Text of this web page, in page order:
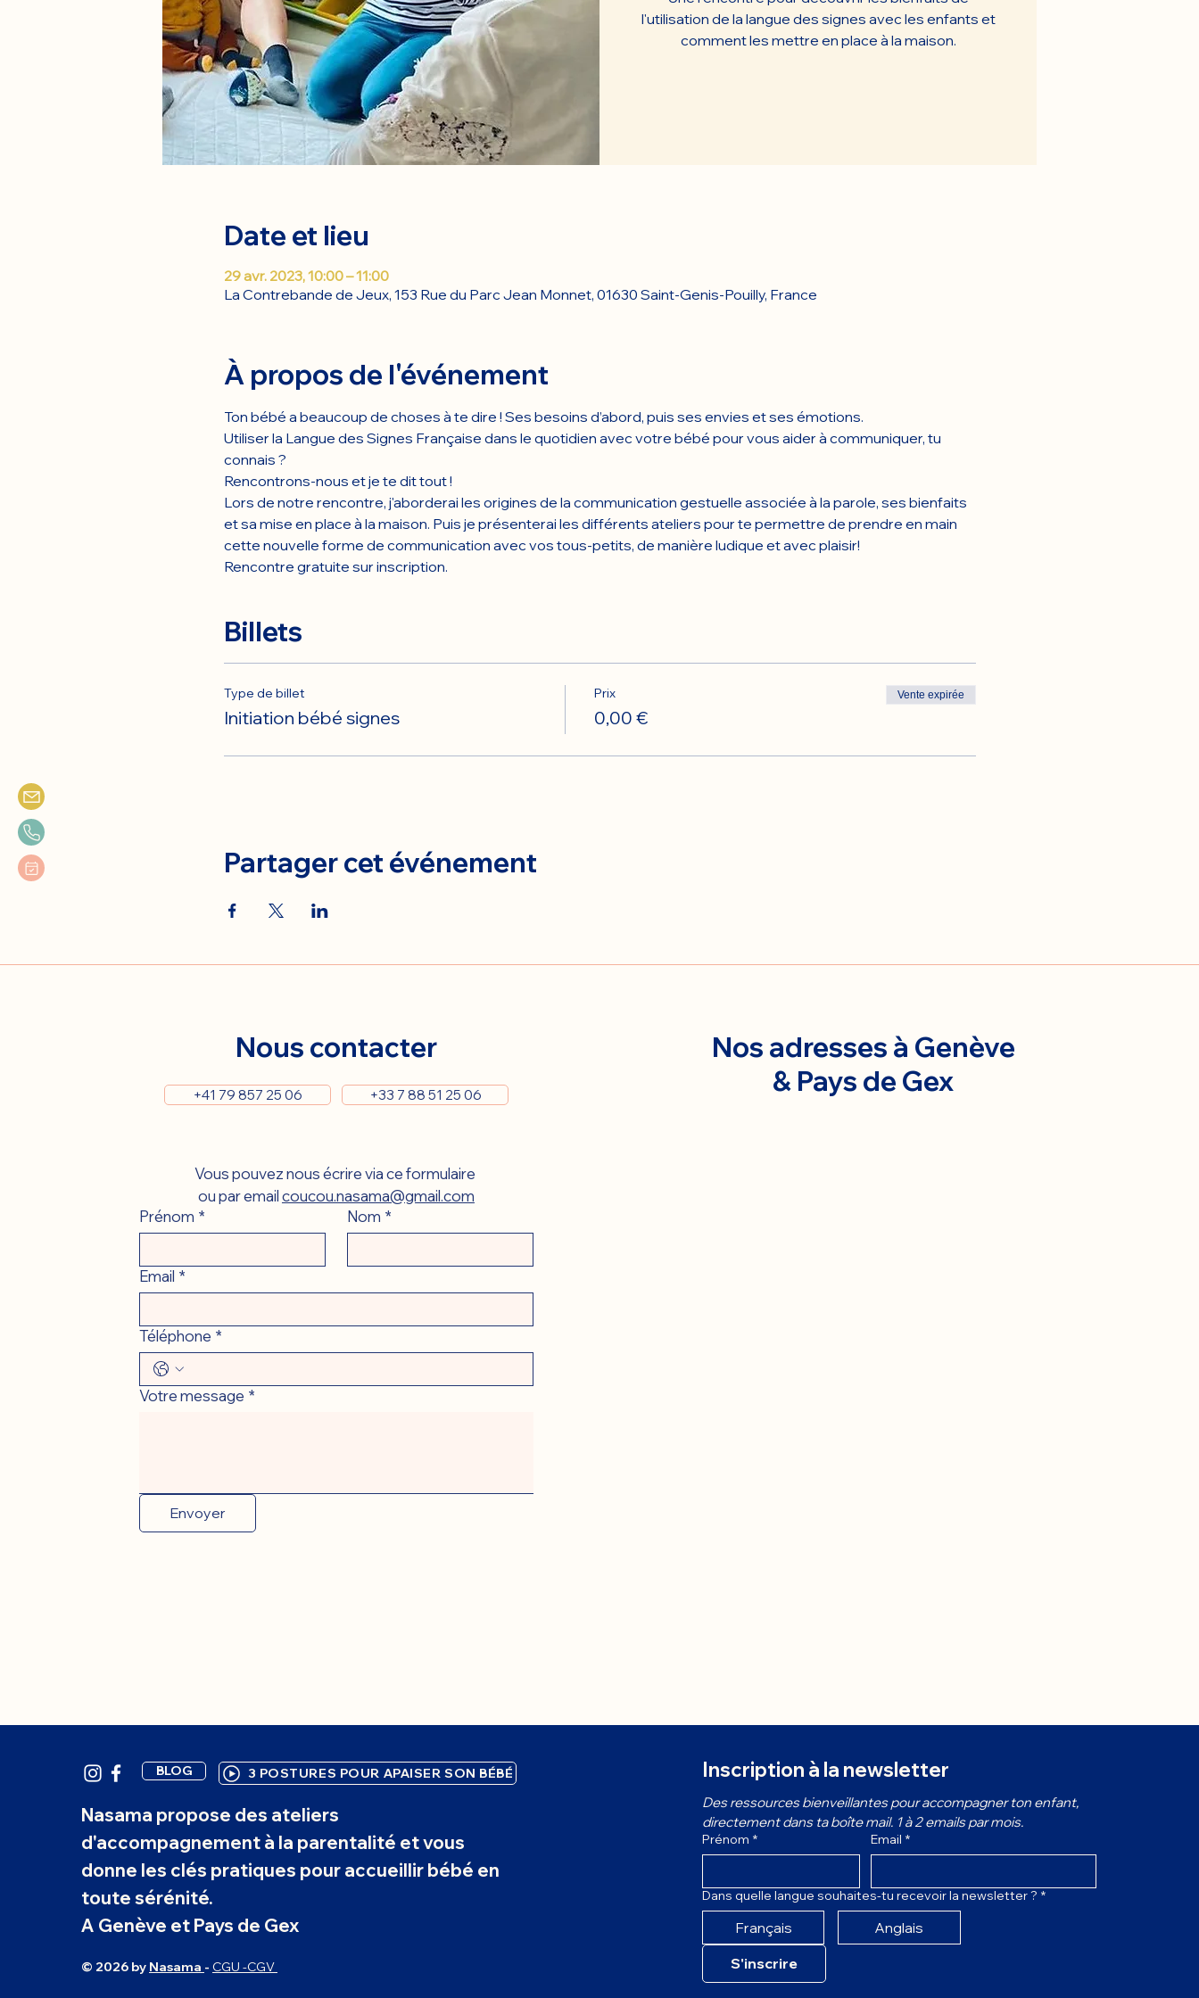
l'utilisation de la langue des signes avec les enfants et
comment les mettre en place à la maison.
Date et lieu
29 avr. 2023, 10:00 – 11:00
La Contrebande de Jeux, 153 Rue du Parc Jean Monnet, 01630 Saint-Genis-Pouilly, France
À propos de l'événement
Ton bébé a beaucoup de choses à te dire ! Ses besoins d’abord, puis ses envies et ses émotions.
Utiliser la Langue des Signes Française dans le quotidien avec votre bébé pour vous aider à communiquer, tu
connais ?
Rencontrons-nous et je te dit tout !
Lors de notre rencontre, j'aborderai les origines de la communication gestuelle associée à la parole, ses bienfaits
et sa mise en place à la maison. Puis je présenterai les différents ateliers pour te permettre de prendre en main
cette nouvelle forme de communication avec vos tous-petits, de manière ludique et avec plaisir!
Rencontre gratuite sur inscription.
Billets
Type de billet
Initiation bébé signes
Prix
0,00 €
Vente expirée
Partager cet événement
Nous contacter
+41 79 857 25 06 +33 7 88 51 25 06
Vous pouvez nous écrire via ce formulaire
ou par email coucou.nasama@gmail.com
Prénom * Nom *
Email *
Téléphone *
Votre message *
Envoyer
Nos adresses à Genève
& Pays de Gex
BLOG 3 POSTURES POUR APAISER SON BÉBÉ
Nasama propose des ateliers
d'accompagnement à la parentalité et vous
donne les clés pratiques pour accueillir bébé en
toute sérénité.
A Genève et Pays de Gex
© 2026 by Nasama - CGU -CGV
Inscription à la newsletter
Des ressources bienveillantes pour accompagner ton enfant,
directement dans ta boîte mail. 1 à 2 emails par mois.
Prénom * Email *
Dans quelle langue souhaites-tu recevoir la newsletter ? *
Français
Anglais
S'inscrire